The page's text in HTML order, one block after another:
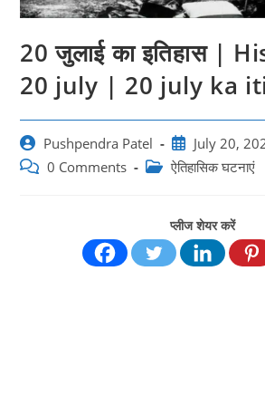
20 जुलाई का इतिहास |
20 july | 20 july ka
Post
author:
Pushpendra Patel
Post
published:
July 20,
Post 0 Comments
Postऐतिहासिक घटनाएं
प्लीज शेयर करें